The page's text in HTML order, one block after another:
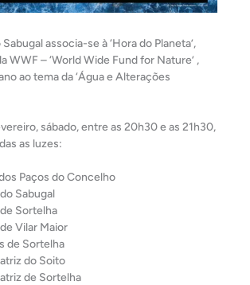
associa-se à ‘Hora do Planeta’,
WWF – ‘World Wide Fund for Nature’ ,
ao tema da ‘Água e Alterações
sábado, entre as 20h30 e as 21h30,
as luzes:
Paços do Concelho
Sabugal
Sortelha
Vilar Maior
de Sortelha
do Soito
de Sortelha